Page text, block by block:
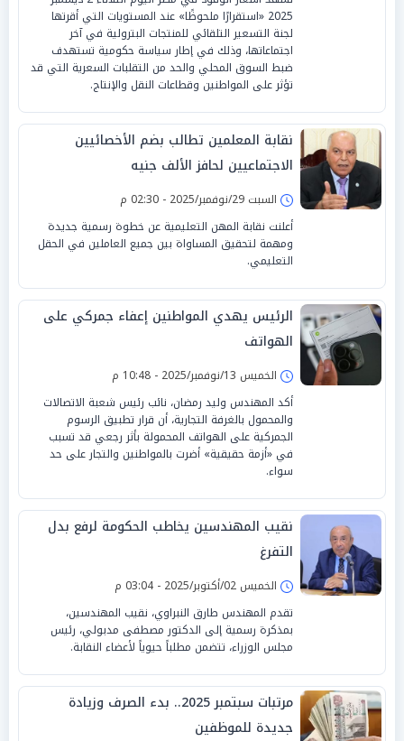
2025 «استقرارًا ملحوظًا» عند المستويات التي أقرتها
لجنة التسعير التلقائي للمنتجات البترولية في آخر
اجتماعاتها، وذلك في إطار سياسة حكومية تستهدف
ضبط السوق المحلي والحد من التقلبات السعرية التي قد
تؤثر على المواطنين وقطاعات النقل والإنتاج.
نقابة المعلمين تطالب بضم الأخصائيين
الاجتماعيين لحافز الألف جنيه
السبت 29/نوفمبر/2025 - 02:30 م
أعلنت نقابة المهن التعليمية عن خطوة رسمية جديدة
ومهمة لتحقيق المساواة بين جميع العاملين في الحقل
التعليمي.
الرئيس يهدي المواطنين إعفاء جمركي على
الهواتف
الخميس 13/نوفمبر/2025 - 10:48 م
أكد المهندس وليد رمضان، نائب رئيس شعبة الاتصالات
والمحمول بالغرفة التجارية، أن قرار تطبيق الرسوم
الجمركية على الهواتف المحمولة بأثر رجعي قد تسبب
في «أزمة حقيقية» أضرت بالمواطنين والتجار على حد
سواء.
نقيب المهندسين يخاطب الحكومة لرفع بدل
التفرغ
الخميس 02/أكتوبر/2025 - 03:04 م
تقدم المهندس طارق النبراوي، نقيب المهندسين،
بمذكرة رسمية إلى الدكتور مصطفى مدبولي، رئيس
مجلس الوزراء، تتضمن مطلباً حيوياً لأعضاء النقابة.
مرتبات سبتمبر 2025.. بدء الصرف وزيادة
جديدة للموظفين